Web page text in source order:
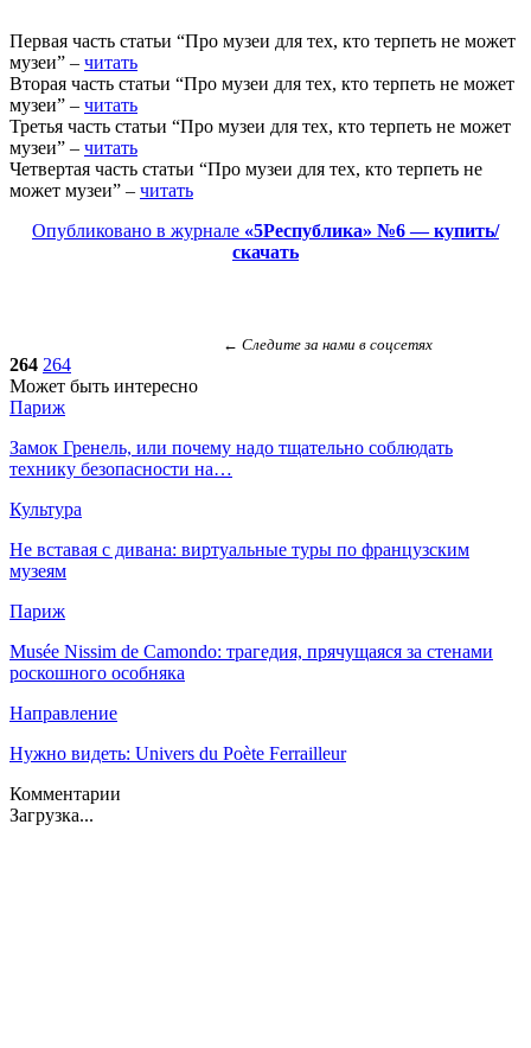
Первая часть статьи “Про музеи для тех, кто терпеть не может
музеи” – читать
Вторая часть статьи “Про музеи для тех, кто терпеть не может
музеи” – читать
Третья часть статьи “Про музеи для тех, кто терпеть не может
музеи” – читать
Четвертая часть статьи “Про музеи для тех, кто терпеть не
может музеи” – читать
Опубликовано в журнале «5Республика» №6 — купить/
скачать
← Следите за нами в соцсетях
264 264
Может быть интересно
Париж
Замок Гренель, или почему надо тщательно соблюдать
технику безопасности на…
Культура
Не вставая с дивана: виртуальные туры по французским
музеям
Париж
Musée Nissim de Camondo: трагедия, прячущаяся за стенами
роскошного особняка
Направление
Нужно видеть: Univers du Poète Ferrailleur
Комментарии
Загрузка...